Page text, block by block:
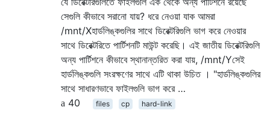
সেগুলি কীভাবে সরানো যায়? ধরে নেওয়া যাক আমরা
/mnt/Xহার্ডলিঙ্কগুলির সাথে ডিরেক্টরিগুলি ভাগ করে নেওয়ার
সাথে ডিরেক্টরিতে পার্টিশনটি মাউন্ট করেছি। এই জাতীয় ডিরেক্টরিগুলি
অন্য পার্টিশনে কীভাবে স্থানান্তরিত করা যায়, /mnt/Yসেই
হার্ডলিঙ্কগুলি সংরক্ষণের সাথে এটি থাকা উচিত । "হার্ডলিঙ্কগুলির
সাথে সাধারণভাবে ফাইলগুলি ভাগ করে …
40
files cp hard-link